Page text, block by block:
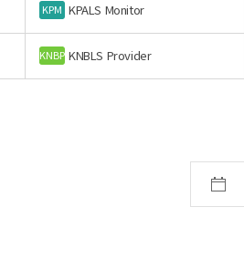
KPM KPALS Monitor
KNBP KNBLS Provider